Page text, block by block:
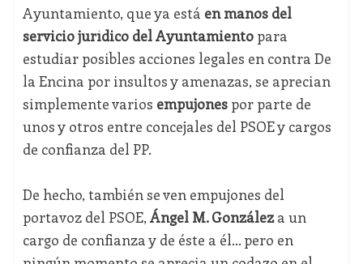
Ayuntamiento, que ya está en manos del
servicio jurídico del Ayuntamiento para
estudiar posibles acciones legales en contra De
la Encina por insultos y amenazas, se aprecian
simplemente varios empujonespor parte de
unos y otros entre concejales del PSOE y cargos
de confianza del PP.
De hecho, también se ven empujones del
portavoz del PSOE, Ángel M. Gonzáleza un
cargo de confianza y de éste a él… pero en